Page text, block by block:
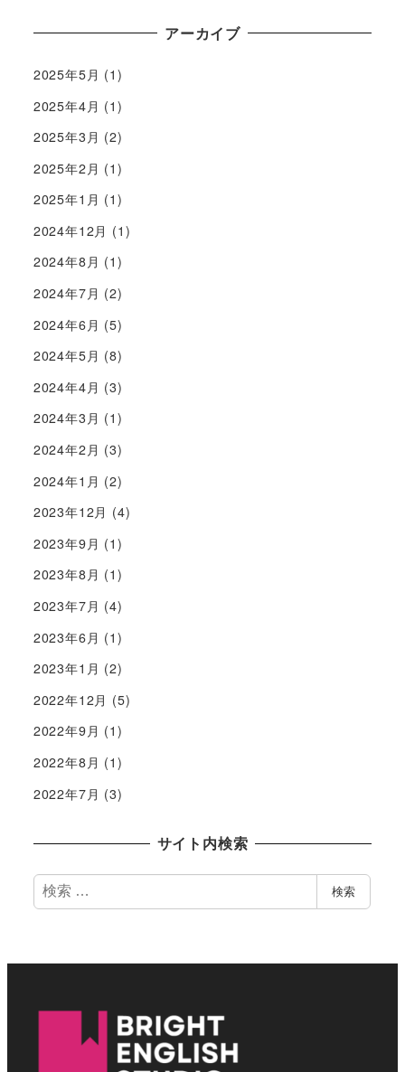
アーカイブ
2025年5月 (1)
2025年4月 (1)
2025年3月 (2)
2025年2月 (1)
2025年1月 (1)
2024年12月 (1)
2024年8月 (1)
2024年7月 (2)
2024年6月 (5)
2024年5月 (8)
2024年4月 (3)
2024年3月 (1)
2024年2月 (3)
2024年1月 (2)
2023年12月 (4)
2023年9月 (1)
2023年8月 (1)
2023年7月 (4)
2023年6月 (1)
2023年1月 (2)
2022年12月 (5)
2022年9月 (1)
2022年8月 (1)
2022年7月 (3)
サイト内検索
検
索
検索